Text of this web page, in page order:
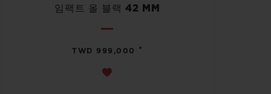
임팩트 올 블랙 42 MM
TWD 999,000 •